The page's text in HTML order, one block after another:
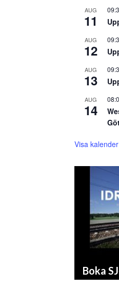
AUG
11
AUG
12
AUG
13
AUG
14
Visa kalender
Boka